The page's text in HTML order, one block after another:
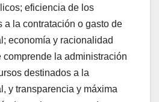
eficiencia de los
a la contratación o gasto de
economía y racionalidad
comprende la administración
destinados a la
y transparencia y máxima